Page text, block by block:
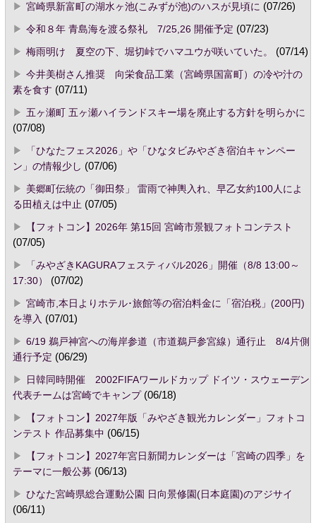
宮崎県新富町の湖水ヶ池(こみずが池)のハスが見頃に (07/26)
令和８年 青島海を渡る祭礼 7/25,26 開催予定 (07/23)
梅雨明け 夏空の下、堀切峠でハマユウが咲いていた。
(07/14)
今井美樹さん推奨 向栄食品工業（宮崎県国富町）の冷や汁の
素を食す (07/11)
五ヶ瀬町 五ヶ瀬ハイランドスキー場を廃止する方針を明らかに
(07/08)
「ひなたフェス2026」や「ひなタビみやざき宿泊キャンペー
ン」の情報少し (07/06)
美郷町伝統の「御田祭」 雷雨で神輿入れ、早乙女約100人によ
る田植えは中止 (07/05)
【フォトコン】2026年 第15回 宮崎市景観フォトコンテスト
(07/05)
「みやざきKAGURAフェスティバル2026」開催（8/8 13:00～
17:30）
(07/02)
宮崎市,本日よりホテル･旅館等の宿泊料金に「宿泊税」(200円)
を導入 (07/01)
6/19 鵜戸神宮への海岸参道（市道鵜戸参宮線）通行止 8/4片側
通行予定 (06/29)
日韓同時開催 2002FIFAワールドカップ ドイツ・スウェーデン
代表チームは宮崎でキャンプ(06/18)
【フォトコン】2027年版「みやざき観光カレンダー」フォトコ
ンテスト 作品募集中 (06/15)
【フォトコン】2027年宮日新聞カレンダーは「宮崎の四季」を
テーマに一般公募 (06/13)
ひなた宮崎県総合運動公園 日向景修園(日本庭園)のアジサイ
(06/11)